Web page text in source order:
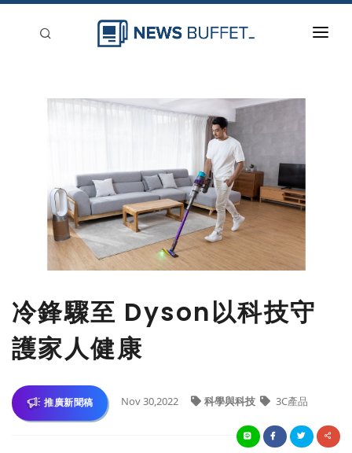
新聞稿分類
冷鋒驟至 Dyson以科技守
護家人健康
推廣新聞稿 Nov 30,2022 科學與科技 3C產品